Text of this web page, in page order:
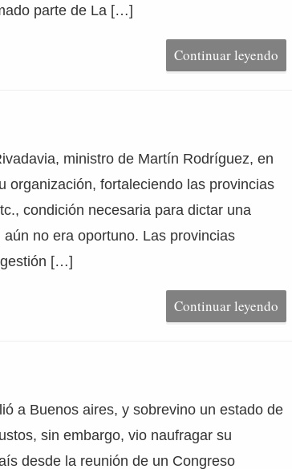
parte de La […]
Continuar leyendo
ministro de Martín Rodríguez, en
organización, fortaleciendo las provincias
condición necesaria para dictar una
no era oportuno. Las provincias
[…]
Continuar leyendo
a Buenos aires, y sobrevino un estado de
sin embargo, vio naufragar su
desde la reunión de un Congreso